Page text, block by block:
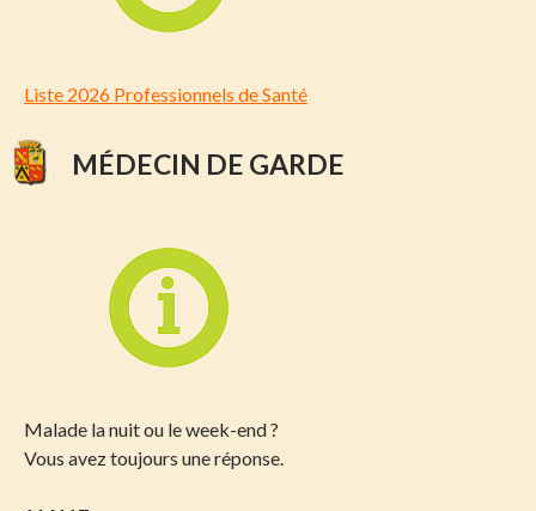
Liste 2026 Professionnels de Santé
MÉDECIN DE GARDE
Malade la nuit ou le week-end ?
Vous avez toujours une réponse.